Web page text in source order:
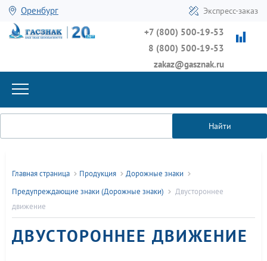
Оренбург Экспресс-заказ
+7 (800) 500-19-53
8 (800) 500-19-53
zakaz@gasznak.ru
Найти
Главная страница Продукция
Дорожные знаки
Предупреждающие знаки (Дорожные знаки)
Двустороннее
движение
ДВУСТОРОННЕЕ ДВИЖЕНИЕ